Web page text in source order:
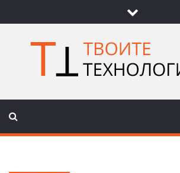
to
content